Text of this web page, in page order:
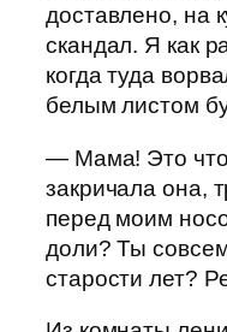
доставлено, на
скандал. Я как
когда туда
белым листом
— Мама! Это
закричала она,
перед моим
доли? Ты
старости лет?